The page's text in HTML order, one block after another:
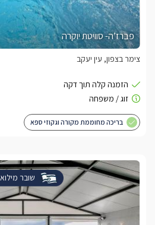
פברז’ה- סוויטת יוקרה
צימר בצפון, עין יעקב
בריכה מחוממת מקורה וגקוזי ספא
שובר